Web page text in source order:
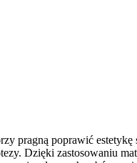
pragną poprawić
Dzięki zastosowaniu